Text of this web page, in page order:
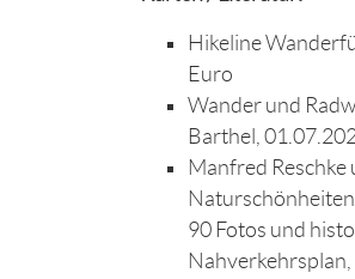
Hikeline
Euro
Wander und
Barthel,
Manfred Reschke
Naturschönheiten
90 Fotos und